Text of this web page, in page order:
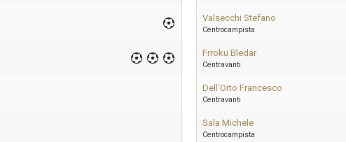
Valsecchi Stefano
Centrocampista
Frroku Bledar
Centravanti
Dell’Orto Francesco
Centravanti
Sala Michele
Centrocampista